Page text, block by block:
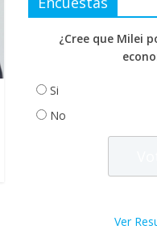
¿Cree que Milei
Si
No
Ver